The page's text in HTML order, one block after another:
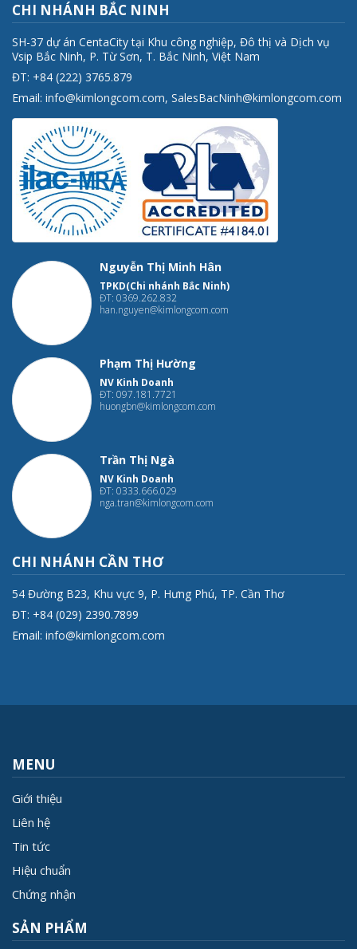
CHI NHÁNH BẮC NINH
SH-37 dự án CentaCity tại Khu công nghiệp, Đô thị và Dịch vụ
Vsip Bắc Ninh, P. Từ Sơn, T. Bắc Ninh, Việt Nam
ĐT: +84 (222) 3765.879
Email: info@kimlongcom.com, SalesBacNinh@kimlongcom.com
Nguyễn Thị Minh Hân
TPKD(Chi nhánh Bắc Ninh)
ĐT: 0369.262.832
han.nguyen@kimlongcom.com
Phạm Thị Hường
NV Kinh Doanh
ĐT: 097.181.7721
huongbn@kimlongcom.com
Trần Thị Ngà
NV Kinh Doanh
ĐT: 0333.666.029
nga.tran@kimlongcom.com
CHI NHÁNH CẦN THƠ
54 Đường B23, Khu vực 9, P. Hưng Phú, TP. Cần Thơ
ĐT: +84 (029) 2390.7899
Email: info@kimlongcom.com
MENU
Giới thiệu
Liên hệ
Tin tức
Hiệu chuẩn
Chứng nhận
SẢN PHẨM